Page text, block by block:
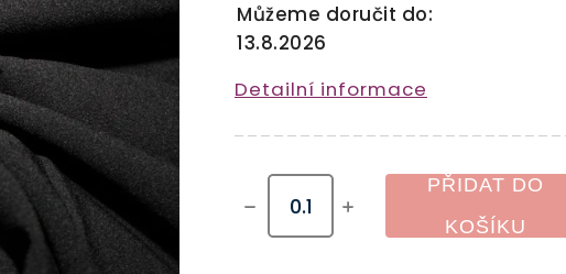
Můžeme doručit do:
13.8.2026
PŘIDAT DO
KOŠÍKU
Detailní informace